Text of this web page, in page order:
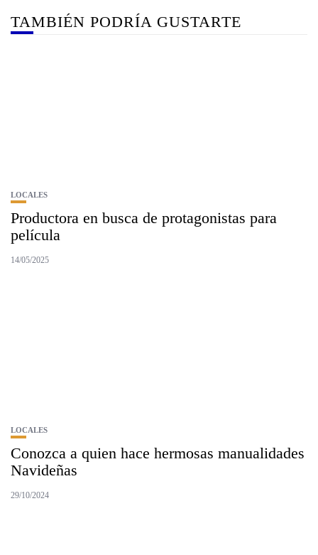
TAMBIÉN PODRÍA GUSTARTE
LOCALES
Productora en busca de protagonistas para
película
14/05/2025
LOCALES
Conozca a quien hace hermosas manualidades
Navideñas
29/10/2024